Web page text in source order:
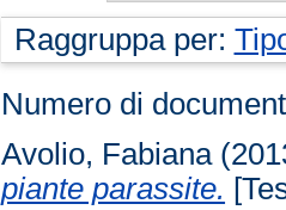
Raggruppa per:
Numero di
Avolio, Fabiana
piante parassite.